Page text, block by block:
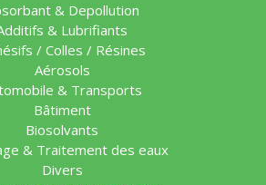
& Depollution
& Lubrifiants
/ Colles / Résines
Aérosols
& Transports
Bâtiment
Biosolvants
& Traitement des eaux
Divers